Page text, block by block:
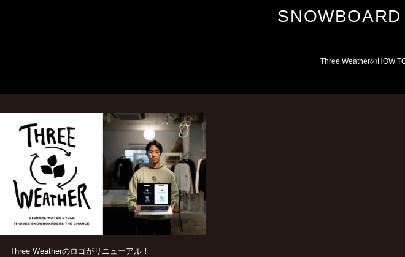
Three WeatherのHOW
Three Weatherのロゴがリニューアル！